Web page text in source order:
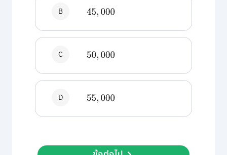
B 45,000
C 50,000
D 55,000